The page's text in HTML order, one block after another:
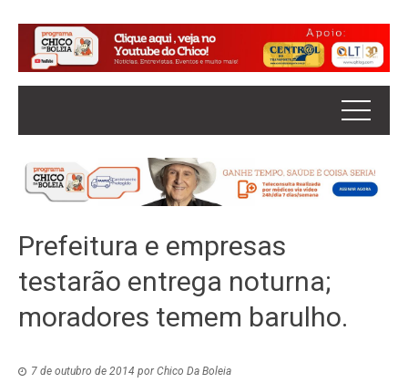
Prefeitura e empresas
testarão entrega noturna;
moradores temem barulho.
7 de outubro de 2014 porChico Da Boleia